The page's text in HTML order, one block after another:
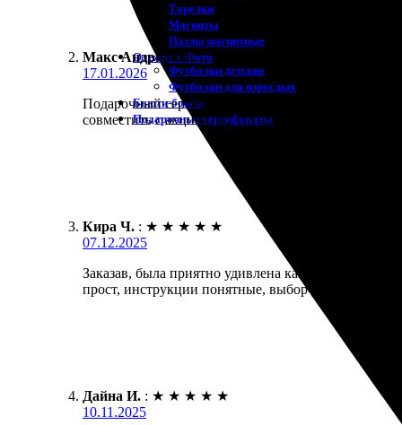
Тарелки
Магниты
Пазлы магнитные
Одежда с Фото
Футболки детские
Футболки для взрослых
Бьюти-боксы
Подарочные сертификаты
Макс Андрианов :
17.01.2026
Подарочный сертификат подарил брату. Он сам
совместить с акцией, но это ерунда.
Кира Ч. : ★ ★ ★ ★ ★
07.12.2025
Заказав, была приятно удивлена качеством и
прост, инструкции понятные, выбор рамок
Дайна И. : ★ ★ ★ ★ ★
10.11.2025